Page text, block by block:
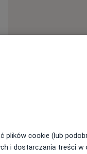
plików cookie (lub
i dostarczania treści w